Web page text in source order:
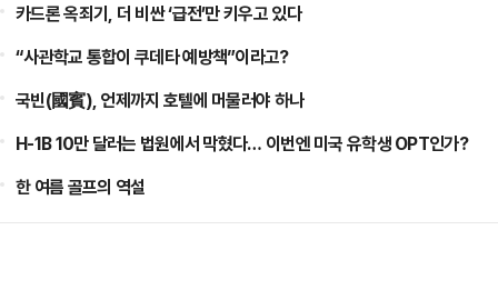
카드론 옥죄기, 더 비싼 ‘급전’만 키우고 있다
“사관학교 통합이 쿠데타 예방책”이라고?
국빈(國賓), 언제까지 호텔에 머물러야 하나
H-1B 10만 달러는 법원에서 막혔다… 이번엔 미국 유학생 OPT인가?
한 여름 골프의 역설